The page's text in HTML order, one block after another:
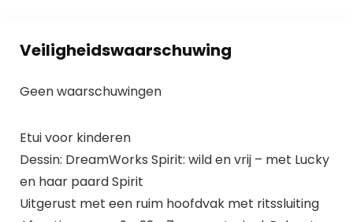
Veiligheidswaarschuwing
Geen waarschuwingen
Etui voor kinderen
Dessin: DreamWorks Spirit: wild en vrij – met Lucky
en haar paard Spirit
Uitgerust met een ruim hoofdvak met ritssluiting